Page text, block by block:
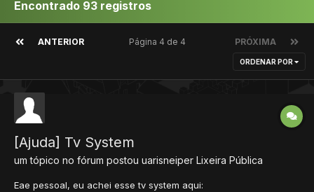
Encontrado 93 registros
ANTERIOR PRÓXIMA
Página 4 de 4
ORDENAR POR
[Ajuda] Tv System
um tópico no fórum postou uarisneiper Lixeira Pública
Eae pessoal, eu achei esse tv system aqui: